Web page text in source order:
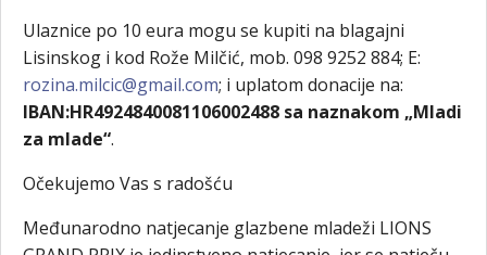
Ulaznice po 10 eura mogu se kupiti na blagajni
Lisinskog i kod Rože Milčić, mob. 098 9252 884; E:
rozina.milcic@gmail.com; i uplatom donacije na:
IBAN:HR4924840081106002488 sa naznakom „Mladi
za mlade“.
Očekujemo Vas s radošću
Međunarodno natjecanje glazbene mladeži LIONS